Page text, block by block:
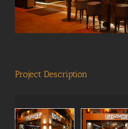
Project Description